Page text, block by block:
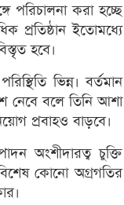
পরিচালনা করা হচ্ছে
প্রতিষ্ঠান ইতোমধ্যে
হবে।
ভিন্ন। বর্তমান
নেবে বলে তিনি আশা
প্রবাহও বাড়বে।
অংশীদারত্ব চুক্তি
কোনো অগ্রগতির